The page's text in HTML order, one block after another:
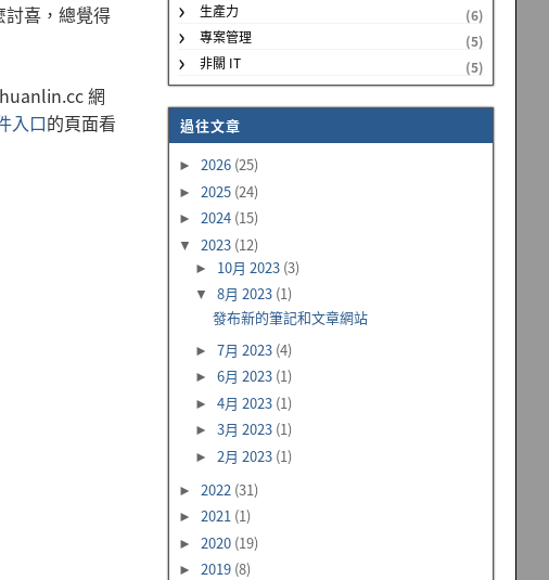
喜，總覺得
網
入口的頁面看
生產力
(6)
專案管理
(5)
非關 IT
(5)
過往文章
► 2026 (25)
► 2025 (24)
► 2024 (15)
▼ 2023 (12)
► 10月 2023 (3)
▼8月 2023 (1)
發布新的筆記和文章網站
►7月 2023 (4)
►6月 2023 (1)
►4月 2023 (1)
►3月 2023 (1)
►2月 2023 (1)
► 2022 (31)
► 2021 (1)
► 2020 (19)
► 2019 (8)